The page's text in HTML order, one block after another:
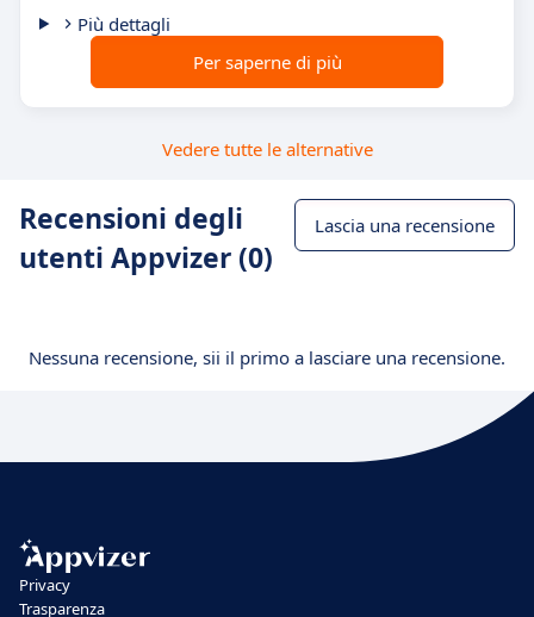
Più dettagli
Per saperne di più
Vedere tutte le alternative
Recensioni degli
utenti Appvizer (0)
Lascia una recensione
Nessuna recensione, sii il primo a lasciare una recensione.
Privacy
Trasparenza